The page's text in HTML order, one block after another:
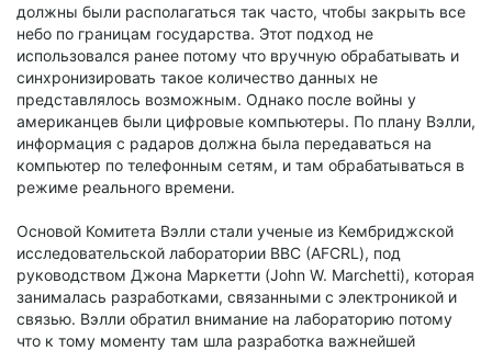
должны были располагаться так часто, чтобы закрыть все
небо по границам государства. Этот подход не
использовался ранее потому что вручную обрабатывать и
синхронизировать такое количество данных не
представлялось возможным. Однако после войны у
американцев были цифровые компьютеры. По плану Вэлли,
информация с радаров должна была передаваться на
компьютер по телефонным сетям, и там обрабатываться в
режиме реального времени.
Основой Комитета Вэлли стали ученые из Кембриджской
исследовательской лаборатории ВВС (AFCRL), под
руководством Джона Маркетти (John W. Marchetti), которая
занималась разработками, связанными с электроникой и
связью. Вэлли обратил внимание на лабораторию потому
что к тому моменту там шла разработка важнейшей